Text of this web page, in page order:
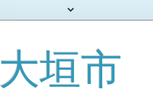
大垣市